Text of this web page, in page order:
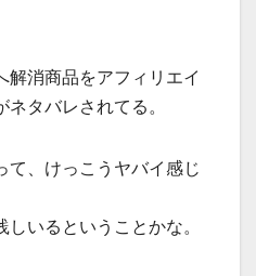
解消商品をアフィリエイ
タバレされてる。
て、けっこうヤバイ感じ
いるということかな。